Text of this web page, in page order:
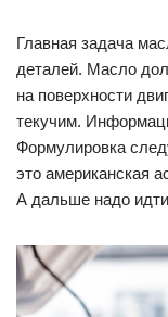
Главная задача
деталей. Масло
на поверхности
текучим.
Формулировка
это американская
А дальше надо идти